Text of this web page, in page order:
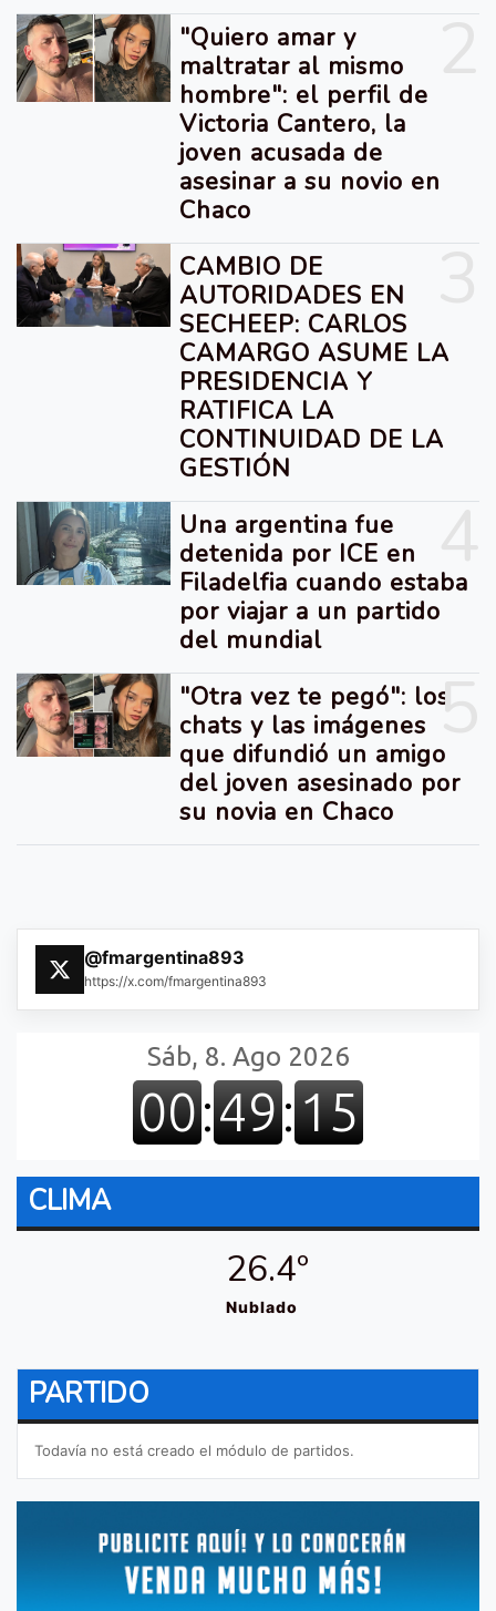
"Quiero amar y
maltratar al mismo
hombre": el perfil de
Victoria Cantero, la
joven acusada de
asesinar a su novio en
Chaco
CAMBIO DE
AUTORIDADES EN
SECHEEP: CARLOS
CAMARGO ASUME LA
PRESIDENCIA Y
RATIFICA LA
CONTINUIDAD DE LA
GESTIÓN
Una argentina fue
detenida por ICE en
Filadelfia cuando estaba
por viajar a un partido
del mundial
5
"Otra vez te pegó": los
chats y las imágenes
que difundió un amigo
del joven asesinado por
su novia en Chaco
@fmargentina893
https://x.com/fmargentina893
CLIMA
26.4º
Nublado
PARTIDO
Todavía no está creado el módulo de partidos.